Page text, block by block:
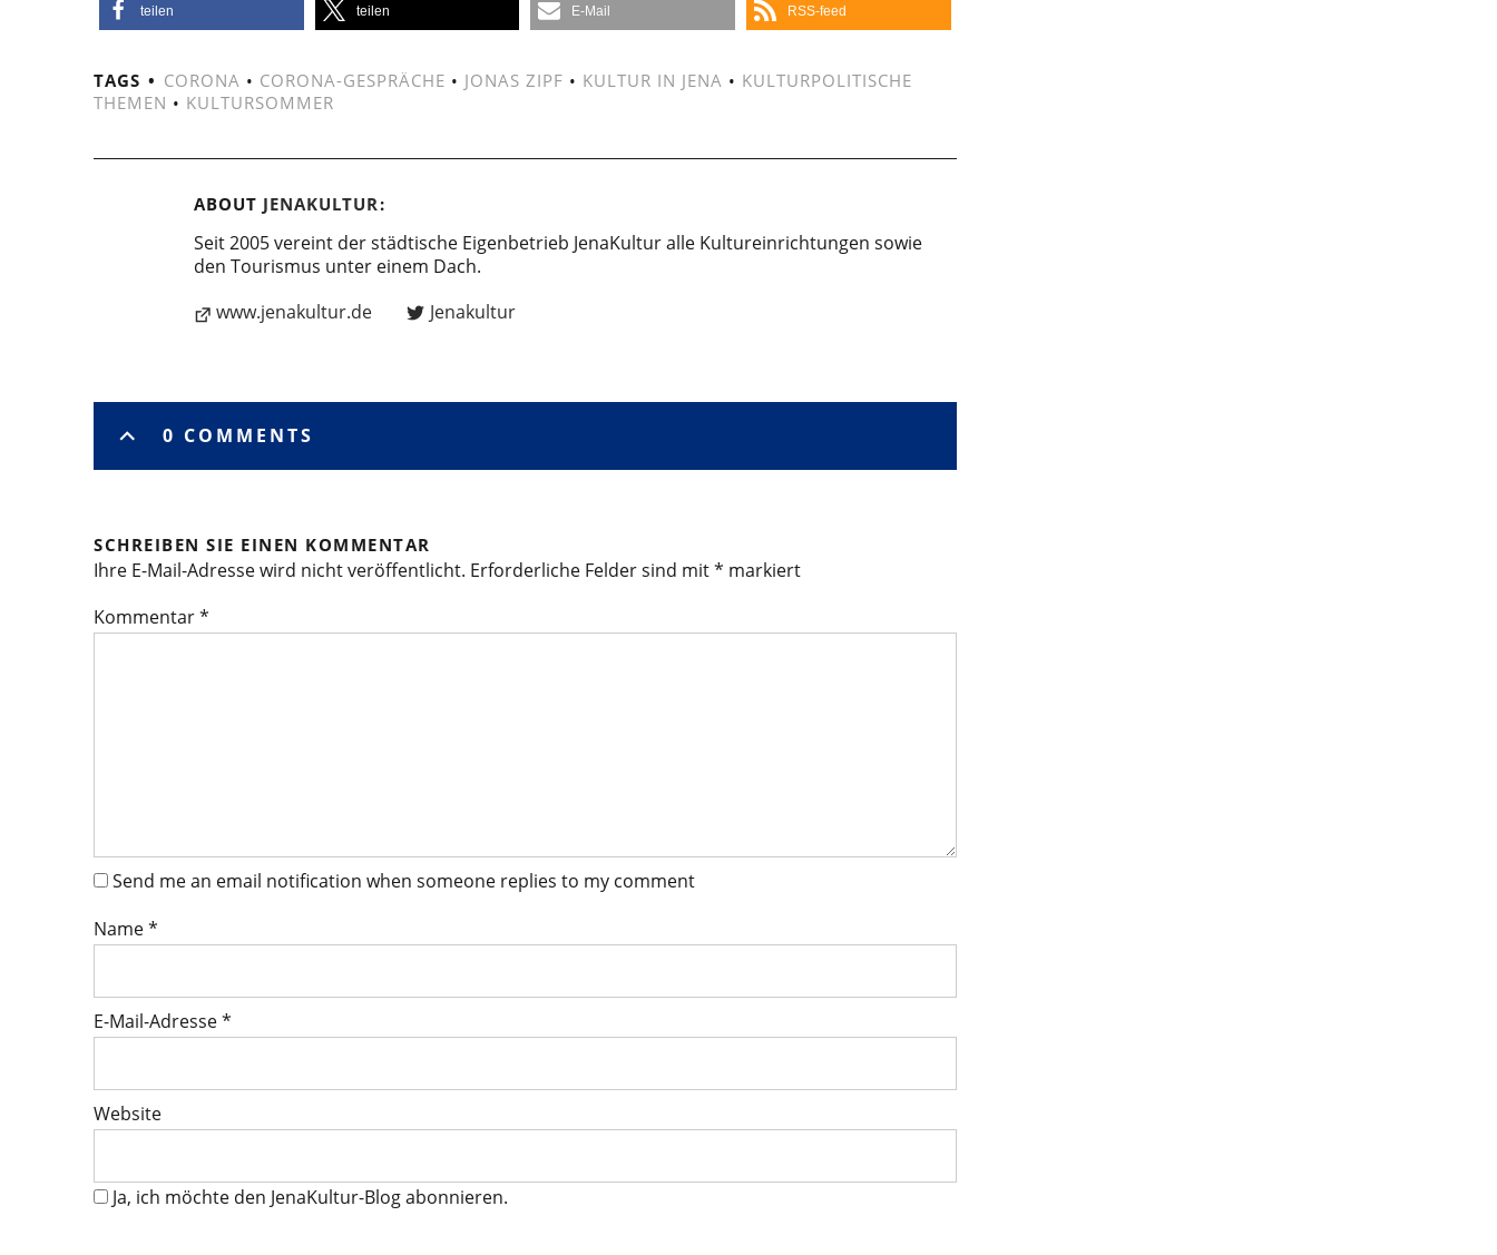
teilen teilen E-Mail RSS-feed
TAGS CORONA • CORONA-GESPRÄCHE • JONAS ZIPF • KULTUR IN JENA • KULTURPOLITISCHE
THEMEN • KULTURSOMMER
ABOUT JENAKULTUR
Seit 2005 vereint der städtische Eigenbetrieb JenaKultur alle Kultureinrichtungen sowie
den Tourismus unter einem Dach.
www.jenakultur.de
Jenakultur
0 COMMENTS
SCHREIBEN SIE EINEN KOMMENTAR
Ihre E-Mail-Adresse wird nicht veröffentlicht. Erforderliche Felder sind mit* markiert
Kommentar*
Send me an email notification when someone replies to my comment
Name*
E-Mail-Adresse*
Website
Ja, ich möchte den JenaKultur-Blog abonnieren.